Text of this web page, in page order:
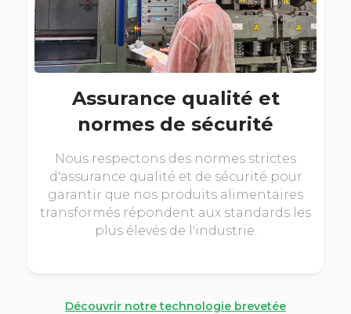
Assurance qualité et
normes de sécurité
Nous respectons des normes strictes
d'assurance qualité et de sécurité pour
garantir que nos produits alimentaires
transformés répondent aux standards les
plus élevés de l'industrie.
Découvrir notre technologie brevetée